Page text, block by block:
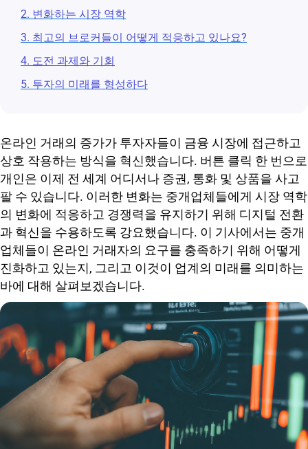
2. 변화하는 시장 역학
3. 최고의 브로커들이 어떻게 적응하고 있나요?
4. 도전 과제와 기회
5. 투자의 미래를 형성하다
온라인 거래의 증가가 투자자들이 금융 시장에 접근하고
상호 작용하는 방식을 혁신했습니다. 버튼 클릭 한 번으로
개인은 이제 전 세계 어디서나 증권, 통화 및 상품을 사고
팔 수 있습니다. 이러한 변화는 중개업체들에게 시장 역학
의 변화에 적응하고 경쟁력을 유지하기 위해 디지털 전환
과 혁신을 수용하도록 강요했습니다. 이 기사에서는 중개
업체들이 온라인 거래자의 요구를 충족하기 위해 어떻게
진화하고 있는지, 그리고 이것이 업계의 미래를 의미하는
바에 대해 살펴보겠습니다.